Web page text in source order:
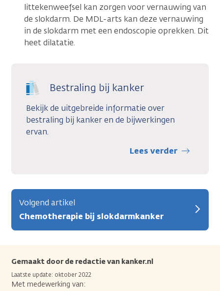
littekenweefsel kan zorgen voor vernauwing van
de slokdarm. De MDL-arts kan deze vernauwing
in de slokdarm met een endoscopie oprekken. Dit
heet dilatatie.
Bestraling bij kanker
Bekijk de uitgebreide informatie over
bestraling bij kanker en de bijwerkingen
ervan.
Lees verder
Volgend artikel
Chemotherapie bij slokdarmkanker
Gemaakt door de redactie van kanker.nl
Laatste update: oktober 2022
Met medewerking van: